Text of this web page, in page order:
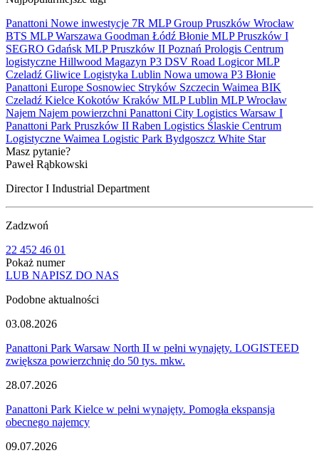
Panattoni Nowe inwestycje 7R MLP Group Pruszków Wrocław
BTS MLPWarszawa Goodman Łódź Błonie MLP Pruszków I
SEGRO Gdańsk MLP Pruszków II Poznań Prologis Centrum
logistyczne Hillwood Magazyn P3 DSV Road LogicorMLP
Czeladź Gliwice Logistyka Lublin Nowa umowa P3 Błonie
Panattoni Europe Sosnowiec Stryków Szczecin Waimea BIK
Czeladź Kielce Kokotów Kraków MLP Lublin MLP Wrocław
Najem Najem powierzchni Panattoni City Logistics Warsaw I
Panattoni Park Pruszków II Raben Logistics Ślaskie Centrum
Logistyczne Waimea Logistic Park Bydgoszcz White Star
Masz pytanie?
Paweł Rąbkowski
Director I Industrial Department
Zadzwoń
22 452 46 01
Pokaż numer
LUB NAPISZ DO NAS
Podobne aktualności
03.08.2026
Panattoni Park Warsaw North II w pełni wynajęty. LOGISTEED
zwiększa powierzchnię do 50 tys. mkw.
28.07.2026
Panattoni Park Kielce w pełni wynajęty. Pomogła ekspansja
obecnego najemcy
09.07.2026